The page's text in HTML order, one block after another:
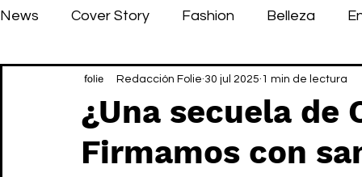
News Cover Story Fashion Belleza
¿Una secuela de
Firmamos con
Redacción Folie 30 jul 2025 1 min de lectura